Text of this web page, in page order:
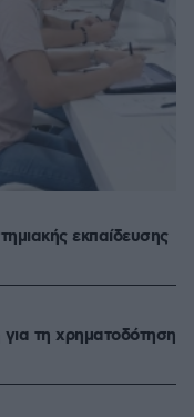
εκπαίδευσης
τη χρηματοδότηση